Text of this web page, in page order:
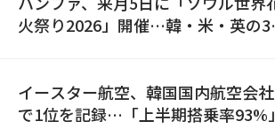
火祭り2026」開催…韓・米・英の3
イースター航空、韓国国内航空会社
で1位を記録…「上半期搭乗率93%」